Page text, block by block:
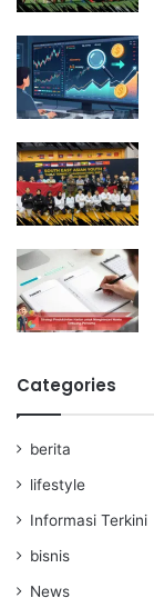
Categories
berita
lifestyle
Informasi Terkini
bisnis
News